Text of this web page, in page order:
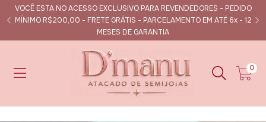
VOCÊ ESTA NO ACESSO EXCLUSIVO PARA REVENDEDORES - PEDIDO
MÍNIMO R$200,00 - FRETE GRÁTIS - PARCELAMENTO EM ATÉ 6x - 12
MESES DE GARANTIA
0